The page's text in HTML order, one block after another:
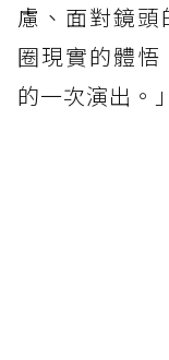
慮、面對鏡
圈現實的體
的一次演出。」